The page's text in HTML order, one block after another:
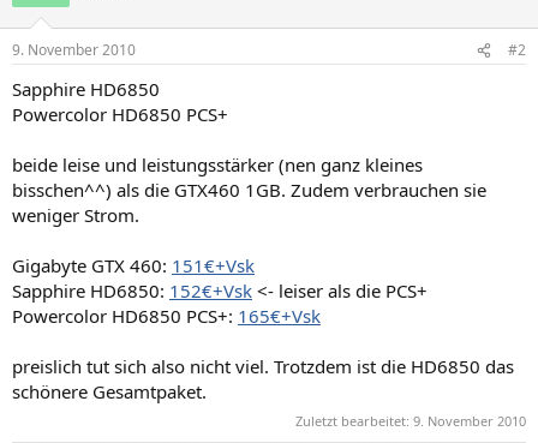
9. November 2010 #2
Sapphire HD6850
Powercolor HD6850 PCS+
beide leise und leistungsstärker (nen ganz kleines
bisschen^^) als die GTX460 1GB. Zudem verbrauchen sie
weniger Strom.
Gigabyte GTX 460: 151€+Vsk
Sapphire HD6850: 152€+Vsk <- leiser als die PCS+
Powercolor HD6850 PCS+: 165€+Vsk
preislich tut sich also nicht viel. Trotzdem ist die HD6850 das
schönere Gesamtpaket.
Zuletzt bearbeitet: 9. November 2010